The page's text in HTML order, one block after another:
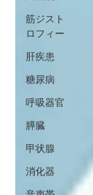
筋ジスト
ロフィー
肝疾患
糖尿病
呼吸器官
膵臓
甲状腺
消化器